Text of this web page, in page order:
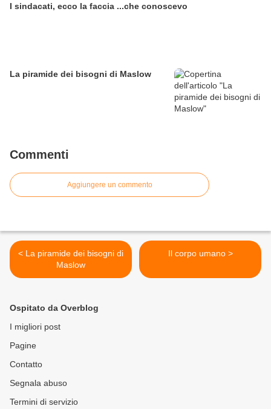
I sindacati, ecco la faccia ...che conoscevo
La piramide dei bisogni di Maslow
Commenti
Aggiungere un commento
< La piramide dei bisogni di
Maslow
Il corpo umano >
Ospitato da Overblog
I migliori post
Pagine
Contatto
Segnala abuso
Termini di servizio